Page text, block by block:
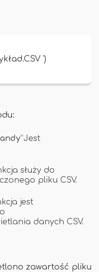
')
”Jest
służy do
pliku CSV.
jest
danych CSV.
zawartość pliku